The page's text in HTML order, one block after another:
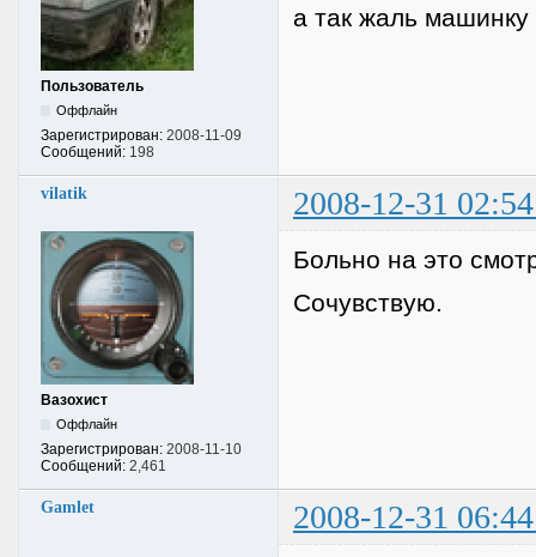
Пользователь
Оффлайн
Зарегистрирован: 2008-11-09
Сообщений: 198
а так жаль машинку
vilatik 2008-12-31
Вазохист
Оффлайн
Зарегистрирован: 2008-11-10
Сообщений: 2,461
Больно на это
Сочувствую.
Gamlet 2008-12-31